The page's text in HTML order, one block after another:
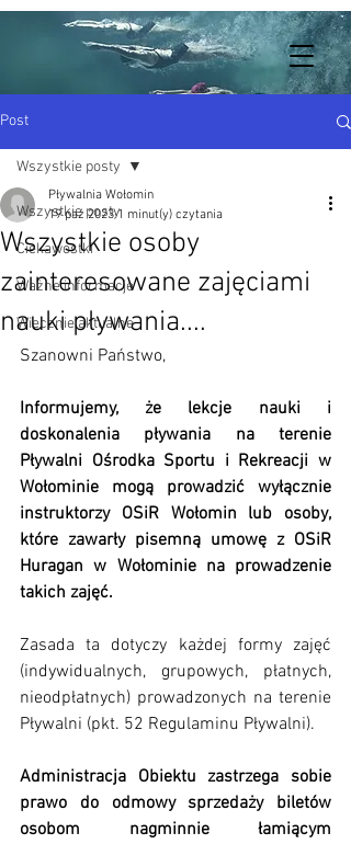
Post
Wszystkie posty
Ciekawostki
Ważne informacje
Wiecznie aktualne
Wszystkie posty
Wszystkie osoby
zainteresowane zajęciami
nauki pływania....
Pływalnia Wołomin
19 paź 2023 1 minut(y) czytania
Szanowni Państwo,
Informujemy, że lekcje nauki i
doskonalenia pływania na terenie
Pływalni Ośrodka Sportu i Rekreacji w
Wołominie mogą prowadzić wyłącznie
instruktorzy OSiR Wołomin lub osoby,
które zawarły pisemną umowę z OSiR
Huragan w Wołominie na prowadzenie
takich zajęć.
Zasada ta dotyczy każdej formy zajęć
(indywidualnych, grupowych, płatnych,
nieodpłatnych) prowadzonych na terenie
Pływalni (pkt. 52 Regulaminu Pływalni).
Administracja Obiektu zastrzega sobie
prawo do odmowy sprzedaży biletów
osobom nagminnie łamiącym